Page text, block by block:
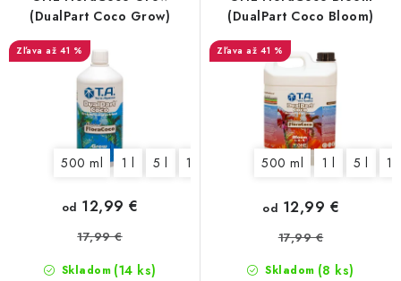
Podmienky o ochrane osobných údajov
d
u
r
o
(DualPart Coco Grow)
až 41 %
500 ml 1 l 5 l 10 l
Skladom (14 ks)
od 12,99 €
17,99 €
(DualPart Coco Bloom)
až 41 %
500 ml 1 l 5 l
Skladom (8 ks)
od 12,99 €
17,99 €